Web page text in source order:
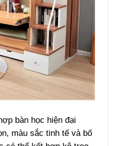
bàn học hiện đại
màu sắc tinh tế và bố